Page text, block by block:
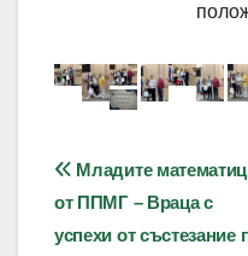
Младите
от ППМГ – Враца с
успехи от състезание